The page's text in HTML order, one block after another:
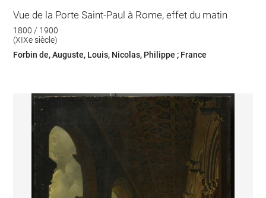
Vue de la Porte Saint-Paul à Rome, effet du matin
1800 / 1900
(XIXe siècle)
Forbin de, Auguste, Louis, Nicolas, Philippe ; France